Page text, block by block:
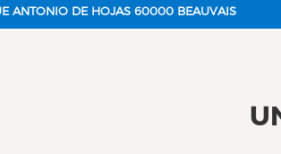
ANTONIO DE HOJAS 60000 BEAUVAIS